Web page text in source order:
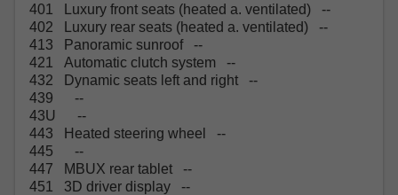
401 Luxury front seats (heated a. ventilated) --
402 Luxury rear seats (heated a. ventilated) --
413 Panoramic sunroof --
421 Automatic clutch system --
432 Dynamic seats left and right --
439 --
43U --
443 Heated steering wheel --
445 --
447 MBUX rear tablet --
451 3D driver display --